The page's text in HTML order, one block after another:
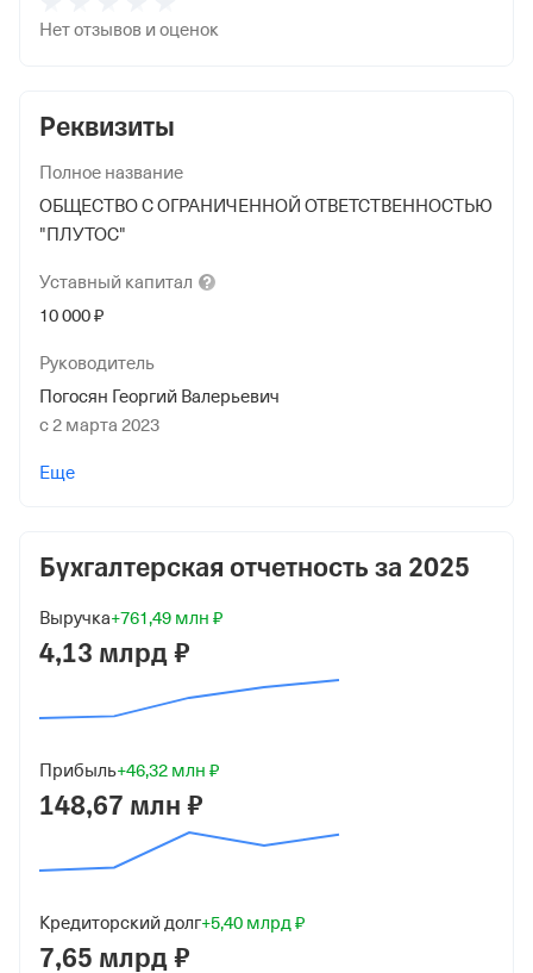
Реквизиты
Полное название
ОБЩЕСТВО С ОГРАНИЧЕННОЙ ОТВЕТСТВЕННОСТЬЮ
"ПЛУТОС"
Уставный капитал
10 000 ₽
Руководитель
Погосян Георгий Валерьевич
с 2 марта 2023
Самович Алексей Георгиевич
Форма
Дата регистрации
Краткое название
Юридический адрес
350066, г Краснодар, ул Бородинская, д 16, помещ 217
2312222450
ОГРН
Еще
Бухгалтерская отчетность за 2025
Выручка+761,49 млн ₽
4,13 млрд ₽
Прибыль+46,32 млн ₽
148,67 млн ₽
Кредиторский долг+5,40 млрд ₽
7,65 млрд ₽
Нет отзывов и оценок